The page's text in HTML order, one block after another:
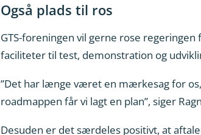
Også plads til ros
GTS-foreningen vil gerne rose
faciliteter til test, demonstration og
”Det har længe været en mærkesag for
roadmappen får vi lagt en plan”, siger
Desuden er det særdeles positivt, at